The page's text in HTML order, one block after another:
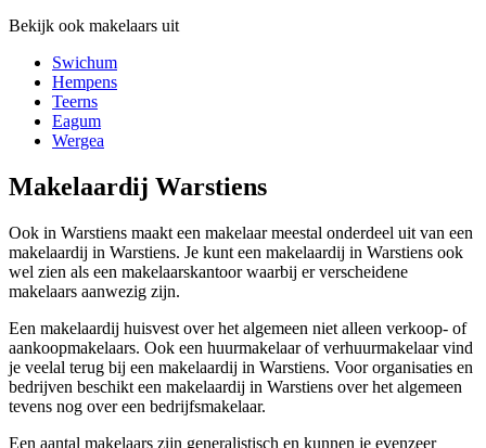
Bekijk ook makelaars uit
Swichum
Hempens
Teerns
Eagum
Wergea
Makelaardij Warstiens
Ook in Warstiens maakt een makelaar meestal onderdeel uit van een
makelaardij in Warstiens. Je kunt een makelaardij in Warstiens ook
wel zien als een makelaarskantoor waarbij er verscheidene
makelaars aanwezig zijn.
Een makelaardij huisvest over het algemeen niet alleen verkoop- of
aankoopmakelaars. Ook een huurmakelaar of verhuurmakelaar vind
je veelal terug bij een makelaardij in Warstiens. Voor organisaties en
bedrijven beschikt een makelaardij in Warstiens over het algemeen
tevens nog over een bedrijfsmakelaar.
Een aantal makelaars zijn generalistisch en kunnen je evenzeer